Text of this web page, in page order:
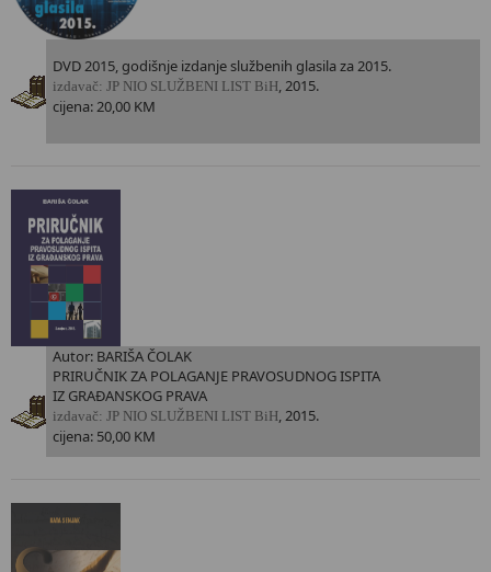
DVD 2015, godišnje izdanje službenih glasila za 2015.
izdavač: JP NIO SLUŽBENI LIST BiH, 2015.
cijena: 20,00 KM
Autor: BARIŠA ČOLAK
PRIRUČNIK ZA POLAGANJE PRAVOSUDNOG ISPITA
IZ GRAĐANSKOG PRAVA
izdavač: JP NIO SLUŽBENI LIST BiH, 2015.
cijena: 50,00 KM